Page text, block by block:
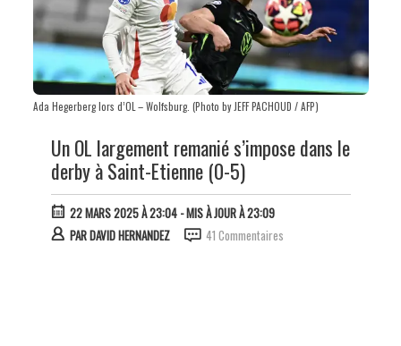
Ada Hegerberg lors d’OL – Wolfsburg. (Photo by JEFF PACHOUD / AFP)
Un OL largement remanié s’impose dans le
derby à Saint-Etienne (0-5)
22 MARS 2025 À 23:04- MIS À JOUR À 23:09
PARDAVID HERNANDEZ 41 Commentaires